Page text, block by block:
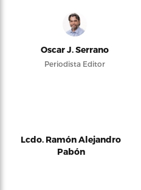
Oscar J. Serrano
Periodista Editor
Lcdo. Ramón Alejandro
Pabón